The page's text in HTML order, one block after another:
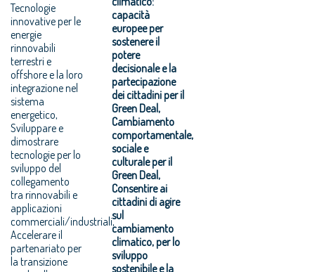
Tecnologie
innovative per le
energie
rinnovabili
terrestri e
offshore e la loro
integrazione nel
sistema
energetico,
Sviluppare e
dimostrare
tecnologie per lo
sviluppo del
collegamento
tra rinnovabili e
applicazioni
commerciali/industriali,
Accelerare il
partenariato per
la transizione
capacità
europee per
sostenere il
potere
decisionale e la
partecipazione
dei cittadini per il
Green Deal,
Cambiamento
comportamentale,
sociale e
culturale per il
Green Deal,
Consentire ai
cittadini di agire
sul
cambiamento
climatico, per lo
sviluppo
sostenibile e la